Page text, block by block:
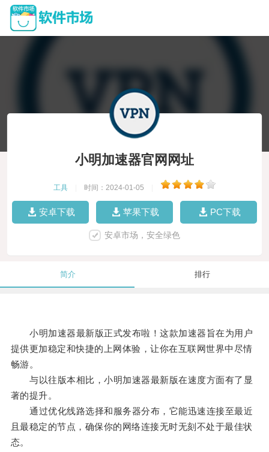
小明加速器官网网址
工具 时间：2024-01-05
安卓下载 苹果下载 PC下载
安卓市场，安全绿色
简介 排行
小明加速器最新版正式发布啦！这款加速器旨在为用户
提供更加稳定和快捷的上网体验，让你在互联网世界中尽情
畅游。
与以往版本相比，小明加速器最新版在速度方面有了显
著的提升。
通过优化线路选择和服务器分布，它能迅速连接至最近
且最稳定的节点，确保你的网络连接无时无刻不处于最佳状
态。